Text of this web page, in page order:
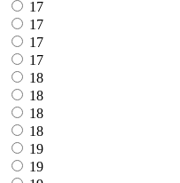
17
17
17
17
18
18
18
18
19
19